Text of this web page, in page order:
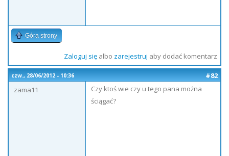
Góra strony
Zaloguj sięalbo zarejestruj aby dodać komentarz
czw., 28/06/2012 - 10:36
#82
zama11
Czy ktoś wie czy u tego pana można
ściągać?